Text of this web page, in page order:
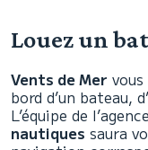
Louez un
Vents de Mer
bord d’un bateau,
L’équipe de
nautiques saura